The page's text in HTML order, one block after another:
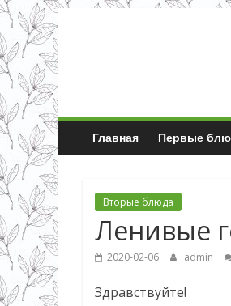
Главная Первые
Вторые блюда
Ленивые
2020-02-06 admin
Здравствуйте!